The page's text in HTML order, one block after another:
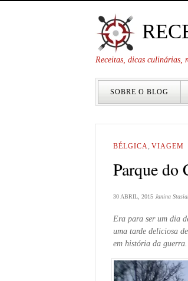
Receitas, dicas culinárias,
SOBRE O BLOG
BÉLGICA, VIAGEM
Parque do
30 ABRIL, 2015 Janina
Era para ser um dia
uma tarde deliciosa
em história da guerra.